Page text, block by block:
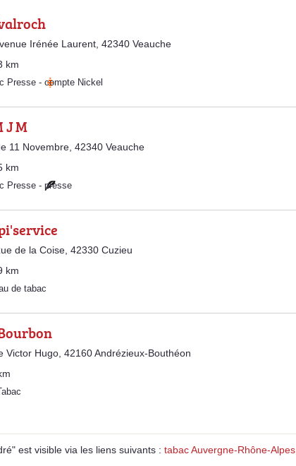
Irénée Laurent, 42340 Veauche
km
Presse - compte Nickel
J M
11 Novembre, 42340 Veauche
km
Presse - presse
de la Coise, 42330 Cuzieu
km
de tabac
Victor Hugo, 42160 Andrézieux-Bouthéon
est visible via les liens suivants : tabac Auvergne-Rhône-Alpes